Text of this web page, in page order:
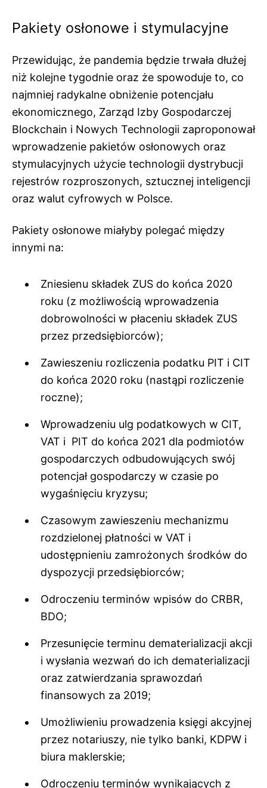
Pakiety osłonowe i stymulacyjne
Przewidując, że pandemia będzie trwała dłużej
niż kolejne tygodnie oraz że spowoduje to, co
najmniej radykalne obniżenie potencjału
ekonomicznego, Zarząd Izby Gospodarczej
Blockchain i Nowych Technologii zaproponował
wprowadzenie pakietów osłonowych oraz
stymulacyjnych użycie technologii dystrybucji
rejestrów rozproszonych, sztucznej inteligencji
oraz walut cyfrowych w Polsce.
Pakiety osłonowe miałyby polegać między
innymi na:
Zniesienu składek ZUS do końca 2020
roku (z możliwością wprowadzenia
dobrowolności w płaceniu składek ZUS
przez przedsiębiorców);
Zawieszeniu rozliczenia podatku PIT i CIT
do końca 2020 roku (nastąpi rozliczenie
roczne);
Wprowadzeniu ulg podatkowych w CIT,
VAT i PIT do końca 2021 dla podmiotów
gospodarczych odbudowujących swój
potencjał gospodarczy w czasie po
wygaśnięciu kryzysu;
Czasowym zawieszeniu mechanizmu
rozdzielonej płatności w VAT i
udostępnieniu zamrożonych środków do
dyspozycji przedsiębiorców;
Odroczeniu terminów wpisów do CRBR,
BDO;
Przesunięcie terminu dematerializacji akcji
i wysłania wezwań do ich dematerializacji
oraz zatwierdzania sprawozdań
finansowych za 2019;
Umożliwieniu prowadzenia księgi akcyjnej
przez notariuszy, nie tylko banki, KDPW i
biura maklerskie;
Odroczeniu terminów wynikających z